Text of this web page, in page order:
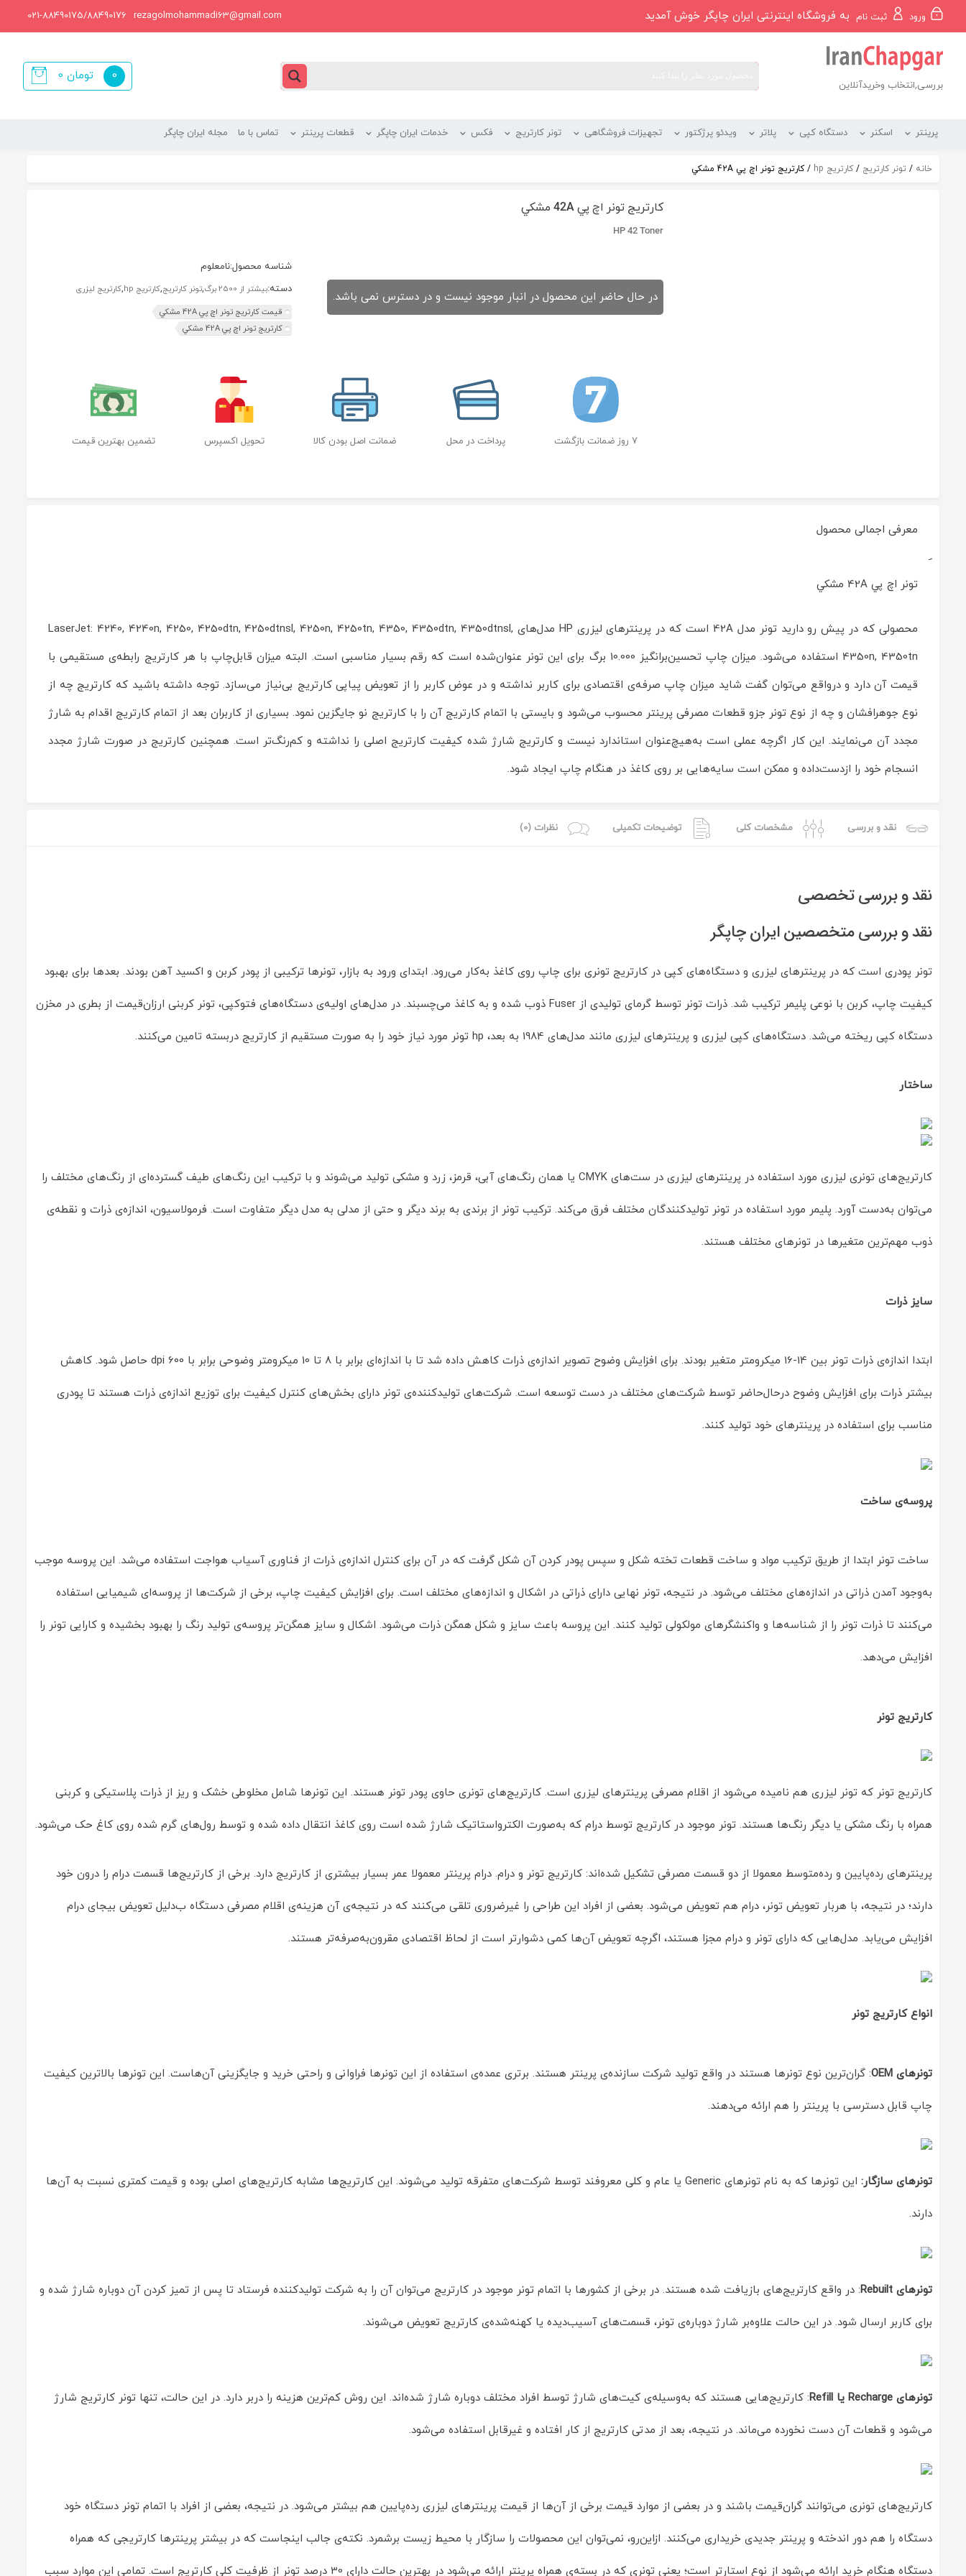
محتوا
ورود ثبت نام به فروشگاه اینترنتی ایران چاپگر خوش آمدید rezagolmohammadi63@gmail.com
021-88490175/88490176
بررسی,انتخاب وخریدآنلاین
0 تومان
0
پرینتر اسکنر دستگاه کپی پلاتر ویدئو پرژکتور تجهیزات فروشگاهی تونر کارتریج فکس خدمات ایران چاپگر قطعات پرینتر تماس با ما مجله ایران چاپگر
خانه / تونر کارتریج / کارتریج hp / کارتریج تونر اچ پي 42A مشکي
کارتریج تونر اچ پي 42A مشکي
HP 42 Toner
در حال حاضر این محصول در انبار موجود نیست و در دسترس نمی باشد.
شناسه محصول:نامعلوم
دسته:بیشتر از 2500 برگ ,تونر کارتریج,کارتریج hp ,کارتریج لیزری
قیمت کارتریج تونر اچ پي 42A مشکي
کارتریج تونر اچ پي 42A مشکي
7 روز ضمانت بازگشت پرداخت در محل ضمانت اصل بودن کالا تحویل اکسپرس تضمین بهترین قیمت
معرفی اجمالی محصول
کارتریج
مشکيReviewed
ماشین
اداری
چاپگر
Jan
تونر اچ پي 42A مشکي
محصولی که در پیش رو دارید تونر مدل 42A است که در پرینترهای لیزری HP مدل‌‌های LaserJet: 4240, 4240n, 4250, 4250dtn, 4250dtnsl, 4250n, 4250tn, 4350, 4350dtn, 4350dtnsl,
4350n, 4350tn استفاده می‌شود. میزان چاپ تحسین‌برانگیز 10.000 برگ برای این تونر عنوان‌شده است که رقم بسیار مناسبی است. البته میزان قابل‌چاپ با هر کارتریج رابطه‌ی مستقیمی با
قیمت آن دارد و درواقع می‌توان گفت شاید میزان چاپ صرفه‌ی اقتصادی برای کاربر نداشته و در عوض کاربر را از تعویض پیاپی کارتریج بی‌نیاز می‌سازد. توجه داشته باشید که کارتریج چه از
نوع جوهرافشان و چه از نوع تونر جزو قطعات مصرفی پرینتر محسوب می‌شود و بایستی با اتمام کارتریج آن را با کارتریج نو جایگزین نمود. بسیاری از کاربران بعد از اتمام کارتریج اقدام به شارژ
مجدد آن می‌نمایند. این کار اگرچه عملی است به‌هیچ‌عنوان استاندارد نیست و کارتریج شارژ شده کیفیت کارتریج اصلی را نداشته و کم‌رنگ‌تر است. همچنین کارتریج در صورت شارژ مجدد
انسجام خود را ازدست‌داده و ممکن است سایه‌هایی بر روی کاغذ در هنگام چاپ ایجاد شود.
نقد و بررسی مشخصات کلی توضیحات تکمیلی نظرات (0)
نقد و بررسی تخصصی
نقد و بررسی متخصصین ایران چاپگر
تونر پودری است که در پرینترهای لیزری و دستگاه‌های کپی در کارتریج تونری برای چاپ روی کاغذ به‌کار می‌رود. ابتدای ورود به بازار، تونرها ترکیبی از پودر کربن و اکسید آهن بودند. بعدها برای بهبود
کیفیت چاپ، کربن با نوعی پلیمر ترکیب شد. ذرات تونر توسط گرمای تولیدی از Fuser ذوب شده و به کاغذ می‌چسبند. در مدل‌های اولیه‌ی دستگاه‌های فتوکپی، تونر کربنی ارزان‌قیمت از بطری در مخزن
دستگاه کپی ریخته می‌شد. دستگاه‌های کپی لیزری و پرینترهای لیزری مانند مدل‌های 1984 به بعد، hp تونر مورد نیاز خود را به صورت مستقیم از کارتریج دربسته تامین می‌کنند.
ساختار
کارتریج‌های تونری لیزری مورد استفاده در پرینترهای لیزری در ست‌های CMYK یا همان رنگ‌های آبی، قرمز، زرد و مشکی تولید می‌شوند و با ترکیب‌ این رنگ‌های طیف گسترده‌ای از رنگ‌های مختلف را
می‌توان به‌دست‌ آورد. پلیمر مورد استفاده در تونر تولید‌کنندگان مختلف فرق می‌کند. ترکیب تونر از برندی به برند دیگر و حتی از مدلی به مدل دیگر متفاوت است. فرمولاسیون، اندازه‌ی ذرات و نقطه‌ی
ذوب مهم‌ترین متغیرها در تونرهای مختلف هستند.
سایز ذرات
ابتدا اندازه‌ی ذرات تونر بین 14-16 میکرومتر متغیر بودند. برای افزایش وضوح تصویر اندازه‌ی ذرات کاهش داده شد تا با اندازه‌‌ای برابر با 8 تا 10 میکرومتر وضوحی برابر با 600 dpi حاصل شود. کاهش
بیشتر ذرات برای افزایش وضوح در‌حال‌حاضر توسط شرکت‌های مختلف در دست توسعه است. شرکت‌های تولید‌کننده‌ی تونر دارای بخش‌های کنترل کیفیت برای توزیع اندازه‌ی ذرات هستند تا پودری
مناسب برای استفاده در پرینترهای خود تولید کنند.
پروسه‌ی ساخت
ساخت تونر ابتدا از طریق ترکیب مواد و ساخت قطعات تخته شکل و سپس پودر کردن آن شکل گرفت که در آن برای کنترل اندازه‌ی ذرات از فناوری آسیاب هواجت استفاده می‌شد. این پروسه موجب
به‌وجود آمدن ذراتی در اندازه‌های مختلف می‌شود. در نتیجه، تونر نهایی دارای ذراتی در اشکال و اندازه‌های مختلف است. برای افزایش کیفیت چاپ، برخی از شرکت‌ها از پروسه‌ای شیمیایی استفاده
می‌کنند تا ذرات تونر را از شناسه‌ها و واکنشگرهای مولکولی تولید کنند. این پروسه باعث سایز و شکل همگن ذرات می‌شود. اشکال و سایز همگن‌تر پروسه‌ی تولید رنگ را بهبود بخشیده و کارایی تونر را
افزایش می‌دهد.
کارتریج تونر
کارتریج تونر که تونر لیزری هم نامیده می‌شود از اقلام مصرفی پرینترهای لیزری است. کارتریج‌های تونری حاوی پودر تونر هستند. این تونرها شامل مخلوطی خشک و ریز از ذرات پلاستیکی و کربنی
همراه با رنگ‌ مشکی یا دیگر رنگ‌ها هستند. تونر موجود در کارتریج توسط درام که به‌صورت الکترواستاتیک شارژ شده است روی کاغذ انتقال داده شده و توسط رول‌های گرم شده روی کاغ حک می‌شود.
پرینترهای رده‌پایین و رده‌متوسط معمولا از دو قسمت مصرفی تشکیل شده‌اند: کارتریج تونر و درام. درام پرینتر معمولا عمر بسیار بیشتری از کارتریج دارد. برخی از کارتریج‌ها قسمت درام را درون خود
دارند؛ در نتیجه، با هر‌بار تعویض تونر، درام هم تعویض می‌شود. بعضی از افراد این طراحی را غیرضروری تلقی می‌کنند که در نتیجه‌ی آن هزینه‌ی اقلام مصرفی دستگاه ب‌دلیل تعویض بیجای درام
افزایش می‌یابد. مدل‌هایی که دارای تونر و درام مجزا هستند، اگرچه تعویض آن‌ها کمی دشوارتر است از لحاظ اقتصادی مقرون‌به‌صرفه‌تر هستند.
انواع کارتریج تونر
تونرهای OEM : گران‌ترین نوع تونرها هستند در واقع تولید شرکت سازنده‌ی پرینتر هستند. برتری عمده‌ی استفاده از این تونرها فراوانی و راحتی خرید و جایگزینی آن‌هاست. این تونرها بالاترین کیفیت
چاپ قابل دسترسی با پرینتر را هم ارائه می‌دهند.
تونرهای سازگار: این تونرها که به نام تونرهای Generic یا عام و کلی معروفند توسط شرکت‌های متفرقه تولید می‌شوند. این کارتریج‌ها مشابه کارتریج‌های اصلی بوده و قیمت کمتری نسبت به آن‌ها
دارند.
تونرهای Rebuilt : در واقع کارتریج‌های بازیافت شده هستند. در برخی از کشورها با اتمام تونر موجود در کارتریج می‌توان آن را به شرکت تولیدکننده فرستاد تا پس از تمیز کردن آن دوباره شارژ شده و
برای کاربر ارسال شود. در این حالت علاوه‌بر شارژ دوباره‌ی تونر، قسمت‌های آسیب‌دیده یا کهنه‌شده‌ی کارتریج تعویض می‌شوند.
تونرهای Recharge یا Refill : کارتریج‌هایی هستند که به‌وسیله‌ی کیت‌های شارژ توسط افراد مختلف دوباره شارژ شده‌اند. این روش کم‌ترین هزینه را در‌بر دارد. در این حالت، تنها تونر کارتریج شارژ
می‌شود و قطعات آن دست نخورده می‌ماند. در نتیجه، بعد از مدتی کارتریج از کار افتاده و غیر‌قابل استفاده می‌شود.
کارتریج‌های تونری می‌توانند گران‌قیمت باشند و در بعضی از موارد قیمت برخی از آن‌ها از قیمت پرینترهای لیزری رده‌پایین هم بیشتر می‌شود. در نتیجه، بعضی از افراد با اتمام تونر دستگاه خود
دستگاه را هم دور اندخته و پرینتر جدیدی خریداری می‌کنند. از‌این‌رو، نمی‌توان این محصولات را سازگار با محیط زیست برشمرد. نکته‌ی جالب اینجاست که در بیشتر پرینترها کارتریجی که همراه
دستگاه هنگام خرید ارائه می‌شود از نوع استارتر است؛ یعنی تونری که در بسته‌ی همراه پرینتر ارائه می‌شود در بهترین حالت دارای 30 درصد تونر از ظرفیت کلی کارتریج است. تمامی این موارد سبب